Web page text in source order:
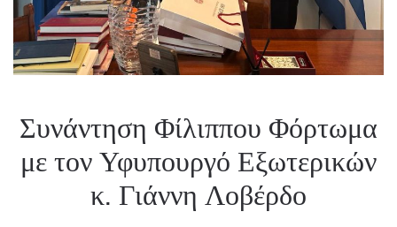
Συνάντηση Φίλιππου Φόρτωμα
με τον Υφυπουργό Εξωτερικών
κ. Γιάννη Λοβέρδο